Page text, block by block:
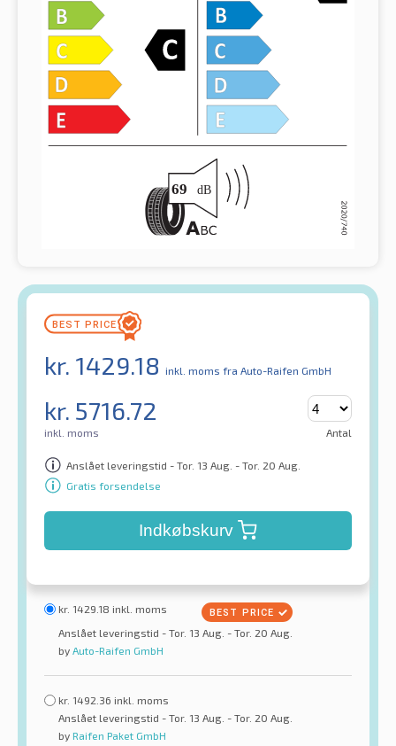
kr. 1429.18 inkl. moms fra Auto-Raifen GmbH
kr. 5716.72
inkl. moms Antal
Anslået leveringstid - Tor. 13 Aug. - Tor. 20 Aug.
Gratis forsendelse
Indkøbskurv
kr. 1429.18 inkl. moms
Anslået leveringstid - Tor. 13 Aug. - Tor. 20 Aug.
by Auto-Raifen GmbH
kr. 1492.36 inkl. moms
Anslået leveringstid - Tor. 13 Aug. - Tor. 20 Aug.
by Raifen Paket GmbH